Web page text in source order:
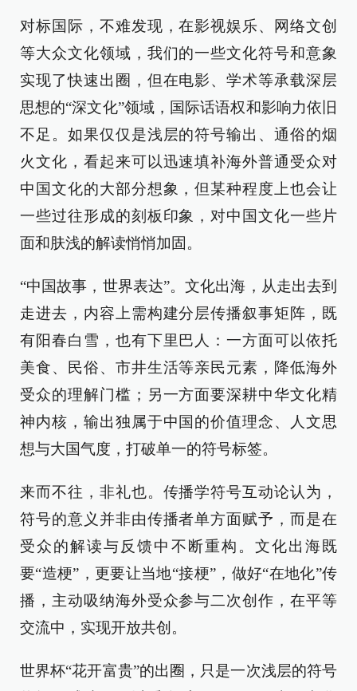
对标国际，不难发现，在影视娱乐、网络文创
等大众文化领域，我们的一些文化符号和意象
实现了快速出圈，但在电影、学术等承载深层
思想的“深文化”领域，国际话语权和影响力依旧
不足。如果仅仅是浅层的符号输出、通俗的烟
火文化，看起来可以迅速填补海外普通受众对
中国文化的大部分想象，但某种程度上也会让
一些过往形成的刻板印象，对中国文化一些片
面和肤浅的解读悄悄加固。
“中国故事，世界表达”。文化出海，从走出去到
走进去，内容上需构建分层传播叙事矩阵，既
有阳春白雪，也有下里巴人：一方面可以依托
美食、民俗、市井生活等亲民元素，降低海外
受众的理解门槛；另一方面要深耕中华文化精
神内核，输出独属于中国的价值理念、人文思
想与大国气度，打破单一的符号标签。
来而不往，非礼也。传播学符号互动论认为，
符号的意义并非由传播者单方面赋予，而是在
受众的解读与反馈中不断重构。文化出海既
要“造梗”，更要让当地“接梗”，做好“在地化”传
播，主动吸纳海外受众参与二次创作，在平等
交流中，实现开放共创。
世界杯“花开富贵”的出圈，只是一次浅层的符号